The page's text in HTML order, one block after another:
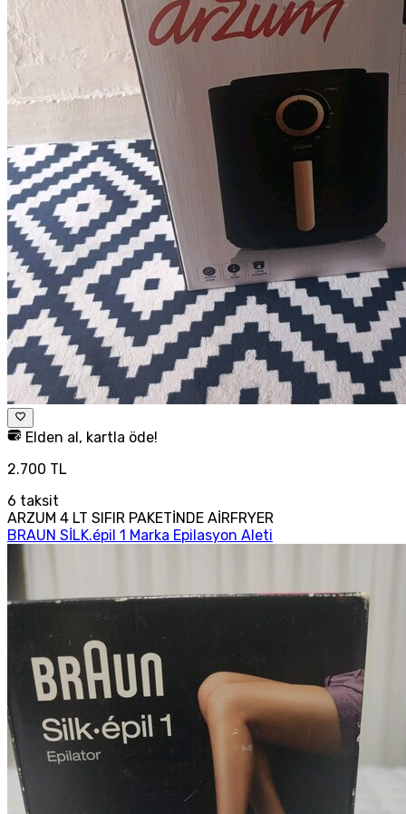
Elden al, kartla öde!
2.700 TL
6 taksit
ARZUM 4 LT SIFIR PAKETİNDE AİRFRYER
BRAUN SİLK.épil 1 Marka Epilasyon Aleti